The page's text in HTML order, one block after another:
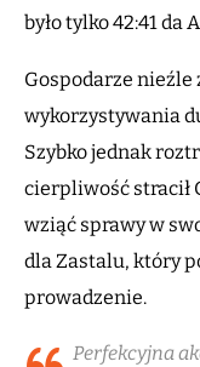
było tylko 42:41 da
Gospodarze nieźle
wykorzystywania
Szybko jednak
cierpliwość stracił
wziąć sprawy w
dla Zastalu, który
prowadzenie.
Perfekcyjna